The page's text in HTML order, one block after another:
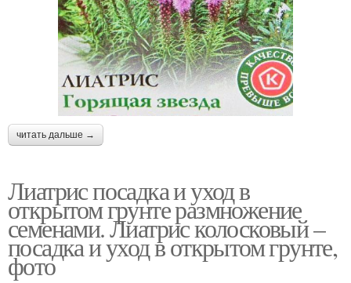
читать дальше →
Лиатрис посадка и уход в
открытом грунте размножение
семенами. Лиатрис колосковый –
посадка и уход в открытом грунте,
фото